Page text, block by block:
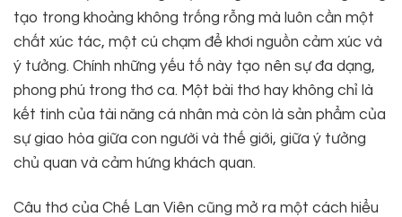
tạo trong khoảng không trống rỗng mà luôn cần một
chất xúc tác, một cú chạm để khơi nguồn cảm xúc và
ý tưởng. Chính những yếu tố này tạo nên sự đa dạng,
phong phú trong thơ ca. Một bài thơ hay không chỉ là
kết tinh của tài năng cá nhân mà còn là sản phẩm của
sự giao hòa giữa con người và thế giới, giữa ý tưởng
chủ quan và cảm hứng khách quan.
Câu thơ của Chế Lan Viên cũng mở ra một cách hiểu